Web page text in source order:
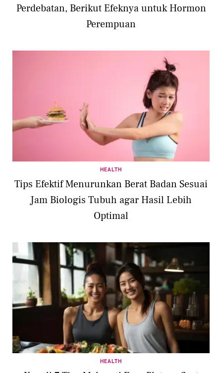
Perdebatan, Berikut Efeknya untuk Hormon
Perempuan
HEALTH
Tips Efektif Menurunkan Berat Badan Sesuai
Jam Biologis Tubuh agar Hasil Lebih
Optimal
HEALTH